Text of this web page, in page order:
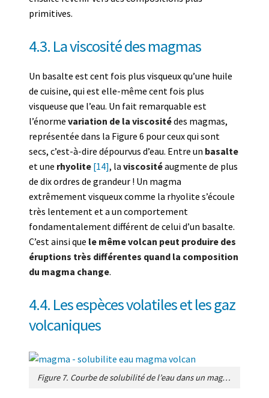
primitives.
4.3. La viscosité des magmas
Un basalte est cent fois plus visqueux qu’une huile
de cuisine, qui est elle-même cent fois plus
visqueuse que l’eau. Un fait remarquable est
l’énorme variation de la viscositédes magmas,
représentée dans la Figure 6 pour ceux qui sont
secs, c’est-à-dire dépourvus d’eau. Entre un basalte
et une rhyolite [14], la viscositéaugmente de plus
de dix ordres de grandeur ! Un magma
extrêmement visqueux comme la rhyolite s’écoule
très lentement et a un comportement
fondamentalement différent de celui d’un basalte.
C’est ainsi que le même volcan peut produire des
éruptions très différentes quand la composition
du magma change.
4.4. Les espèces volatiles et les gaz
volcaniques
Figure 7. Courbe de solubilité de l’eau dans un magma rhyolitique contenant 3% d’eau, une valeur plutôt basse. Toute cette eau est en solution à des pressions supérieures à 50 MPa (500 bars), ce qui correspond à une profondeur d’environ 2 km. Au-delà du seuil de solubilité, le magma est saturé et une partie de l’eau apparait sous forme de gaz. Un magma peut atteindre la saturation de deux manières différentes, par décompression lors de la remontée ou par cristallisation fractionnée dans un réservoir. [Source : Figure de l’auteur]